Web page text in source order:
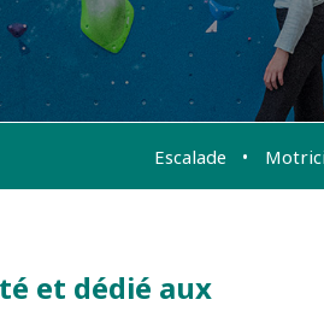
Escalade
et dédié aux